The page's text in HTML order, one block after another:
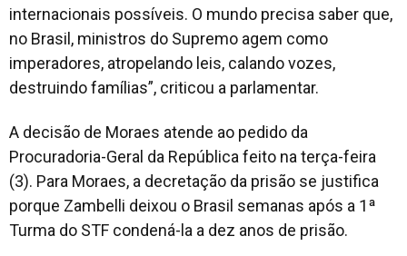
internacionais possíveis. O mundo precisa saber que,
no Brasil, ministros do Supremo agem como
imperadores, atropelando leis, calando vozes,
destruindo famílias”, criticou a parlamentar.
A decisão de Moraes atende ao pedido da
Procuradoria-Geral da República feito na terça-feira
(3). Para Moraes, a decretação da prisão se justifica
porque Zambelli deixou o Brasil semanas após a 1ª
Turma do STF condená-la a dez anos de prisão.